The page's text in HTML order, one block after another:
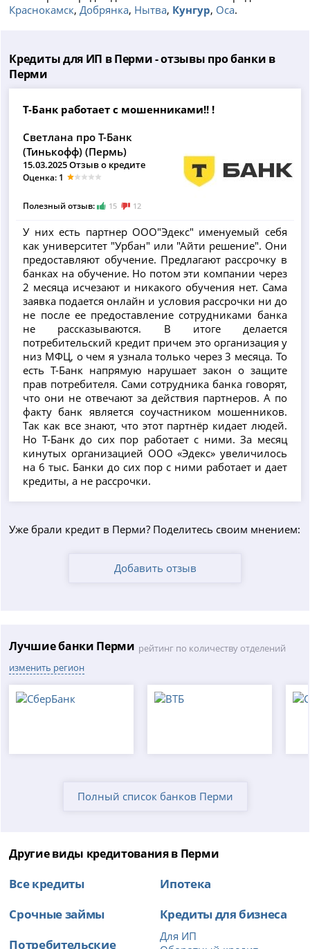
Краснокамск,Добрянка, Нытва, Кунгур, Оса.
Кредиты для ИП в Перми - отзывы про банки в
Перми
Т-Банк работает с мошенниками!! !
Светлана про Т-Банк
(Тинькофф) (Пермь)
15.03.2025 Отзыв о кредите
Оценка: 1
Полезный отзыв: 15 12
У них есть партнер ООО"Эдекс" именуемый себя
как университет "Урбан" или "Айти решение". Они
предоставляют обучение. Предлагают рассрочку в
банках на обучение. Но потом эти компании через
2 месяца исчезают и никакого обучения нет. Сама
заявка подается онлайн и условия рассрочки ни до
не после ее предоставление сотрудниками банка
не рассказываются. В итоге делается
потребительский кредит причем это организация у
низ МФЦ, о чем я узнала только через 3 месяца. То
есть Т-Банк напрямую нарушает закон о защите
прав потребителя. Сами сотрудника банка говорят,
что они не отвечают за действия партнеров. А по
факту банк является соучастником мошенников.
Так как все знают, что этот партнёр кидает людей.
Но Т-Банк до сих пор работает с ними. За месяц
кинутых организацией ООО «Эдекс» увеличилось
на 6 тыс. Банки до сих пор с ними работает и дает
кредиты, а не рассрочки.
Уже брали кредит в Перми? Поделитесь своим мнением:
Добавить отзыв
Лучшие банки Перми рейтинг по количеству отделений
изменить регион
Полный список банков Перми
Другие виды кредитования в Перми
Все кредиты
Срочные займы
Потребительские
Ипотека
Кредиты для бизнеса
Для ИП